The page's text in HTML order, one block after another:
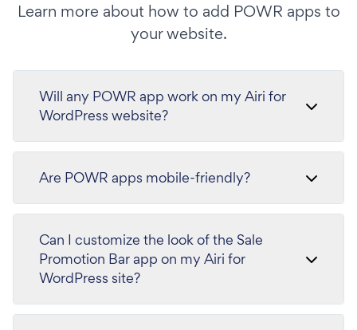
Learn more about how to add POWR apps to
your website.
Will any POWR app work on my Airi for
WordPress website?
Are POWR apps mobile-friendly?
Can I customize the look of the Sale
Promotion Bar app on my Airi for
WordPress site?